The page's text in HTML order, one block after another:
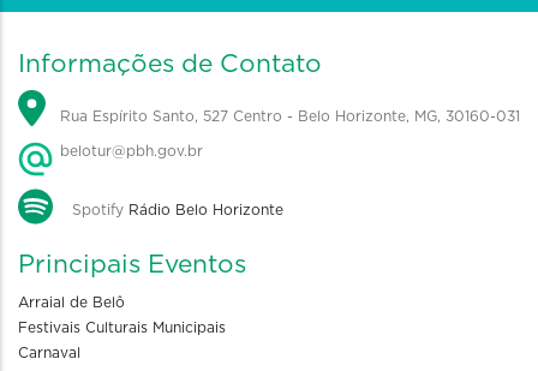
Informações de Contato
Rua Espírito Santo, 527 Centro - Belo Horizonte, MG, 30160-031
belotur@pbh.gov.br
Spotify Rádio Belo Horizonte
Principais Eventos
Arraial de Belô
Festivais Culturais Municipais
Carnaval